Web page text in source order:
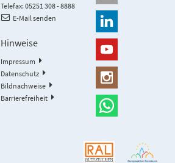
Telefax: 05251 308 - 8888
E-Mail senden
Hinweise
Impressum
Datenschutz
Bildnachweise
Barrierefreiheit